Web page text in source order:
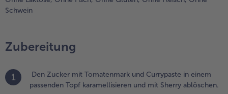
die Masse
und
Schwein
Zubereitung
1
Den Zucker mit Tomatenmark und Currypaste in einem
passenden Topf karamellisieren und mit Sherry ablöschen.